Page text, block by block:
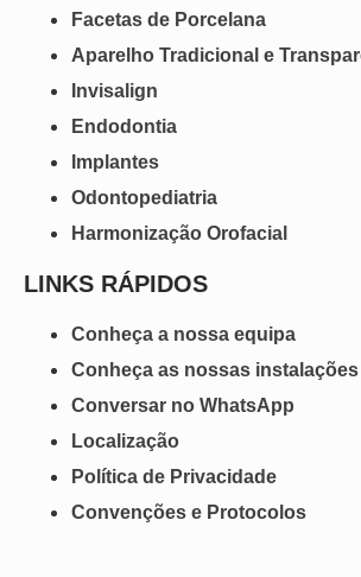
Facetas de Porcelana
Aparelho Tradicional e
Invisalign
Endodontia
Implantes
Odontopediatria
Harmonização Orofacial
LINKS RÁPIDOS
Conheça a nossa equipa
Conheça as nossas instalações
Conversar no WhatsApp
Localização
Política de Privacidade
Convenções e Protocolos